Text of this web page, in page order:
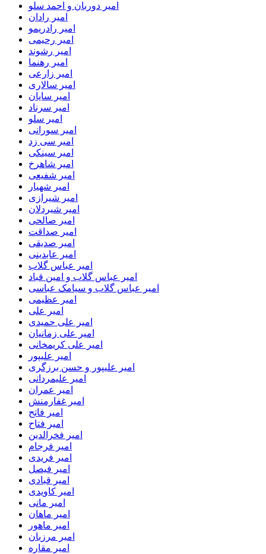
امیر دوربان و احمد سلو
امیر رادان
امیر رادریمو
امیر رحیمی
امیر رشوند
امیر رهنما
امیر زارعی
امیر سالاری
امیر سایان
امیر سرناد
امیر سلو
امیر سورانی
امیر سی زد
امیر سینکی
امیر شاهرخ
امیر شفیعی
امیر شهیار
امیر شیرازی
امیر شیردلان
امیر صالحی
امیر صداقت
امیر صدیقی
امیر عابدینی
امیر عباس گلاب
امیر عباس گلاب و امین قباد
امیر عباس گلاب و سیامک عباسی
امیر عظیمی
امیر علی
امیر علی حمیدی
امیر علی زمانیان
امیر علی کریمخانی
امیر علیپور
امیر علیپور و حسن برزگری
امیر علیمردانی
امیر عمران
امیر غفارمنش
امیر فاتح
امیر فتاح
امیر فخرالدین
امیر فرجام
امیر فریدی
امیر فیصل
امیر قبادی
امیر کاویدی
امیر مانی
امیر ماهان
امیر ماهور
امیر مرزبان
امیر مقاره